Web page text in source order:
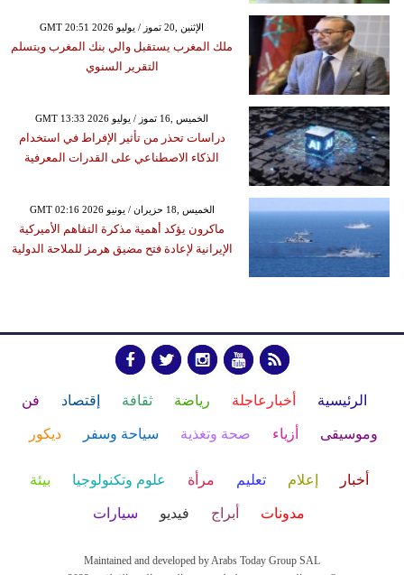
GMT 20:51 2026 الإثنين ,20 تموز / يوليو
ملك المغرب يستقبل والي بنك المغرب ويتسلم
التقرير السنوي
GMT 13:33 2026 الخميس ,16 تموز / يوليو
دراسات تحذر من تأثير الإفراط في استخدام
الذكاء الاصطناعي على القدرات المعرفية
GMT 02:16 2026 الخميس ,18 حزيران / يونيو
ماكرون يؤكد أهمية مذكرة التفاهم الأميركية
الإيرانية لإعادة فتح مضيق هرمز للملاحة الدولية
الرئيسية أخبارعاجلة رياضة ثقافة إقتصاد فن
وموسيقى أزياء صحة وتغذية سياحة وسفر ديكور
أخبار إعلام تعليم مرأة علوم وتكنولوجيا بيئة
مدونات أبراج فيديو سيارات
Maintained and developed by Arabs Today Group SAL